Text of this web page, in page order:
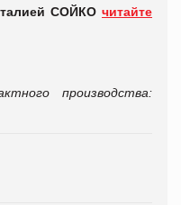
СОЙКО читайте
производства: